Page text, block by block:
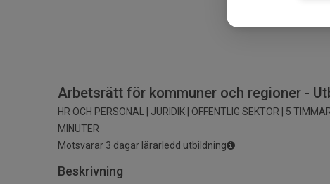
Arbetsrätt för kommuner och regioner -
HR OCH PERSONAL | JURIDIK | OFFENTLIG SEKTOR | 5
MINUTER
Motsvarar 3 dagar lärarledd utbildning
Beskrivning